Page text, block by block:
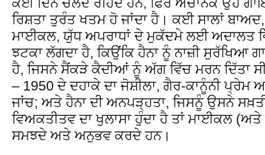
ਰਿਸ਼ਤਾ ਤੁਰੰਤ ਖਤਮ ਹੋ ਜਾਂਦਾ ਹੈ। ਕਈ ਸਾਲਾਂ
ਮਾਈਕਲ, ਯੁੱਧ ਅਪਰਾਧਾਂ ਦੇ ਮੁਕੱਦਮੇ ਲਈ ਅਦਾਲਤ
ਝਟਕਾ ਲੱਗਦਾ ਹੈ, ਕਿਉਂਕਿ ਹੈਨਾ ਨੂੰ ਨਾਜ਼ੀ ਸੁਰੱਖਿਆ
ਹੈ, ਜਿਸਨੇ ਸੈਂਕੜੇ ਕੈਦੀਆਂ ਨੂੰ ਅੱਗ ਵਿੱਚ ਮਰਨ ਦਿੱਤਾ
– 1950 ਦੇ ਦਹਾਕੇ ਦਾ ਜੋਸ਼ੀਲਾ, ਗੈਰ-ਕਾਨੂੰਨੀ ਪ੍ਰੇਮ
ਜਾਂਚ; ਅਤੇ ਹੈਨਾ ਦੀ ਅਨਪੜ੍ਹਤਾ, ਜਿਸਨੂੰ ਉਸਨੇ
ਵਿਅਕਤੀਤਵ ਦਾ ਖੁਲਾਸਾ ਹੁੰਦਾ ਹੈ ਤਾਂ ਮਾਈਕਲ
ਸਮਝਦੇ ਅਤੇ ਅਨੁਭਵ ਕਰਦੇ ਹਨ।